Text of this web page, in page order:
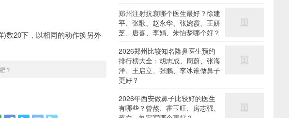
20下，以相同的动作换另外
？
郑州注射抗衰哪个医生最好？徐建
平、张歌、赵永华、张婉霞、王妍
芝、唐喜、李娟、朱怡梦哪个好？
2026郑州比较知名隆鼻医生预约
排行榜大全：胡志成、周蔚、张海
洋、王启立、张鹏、李冰谁做鼻子
更好？
2026年西安做鼻子比较好的医生
有哪些？曾熬、霍玉旺、房志强、